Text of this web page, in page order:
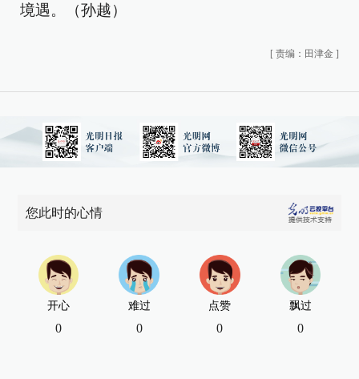
境遇。（孙越）
[ 责编：田津金 ]
您此时的心情
开心
0
难过
0
点赞
0
飘过
0